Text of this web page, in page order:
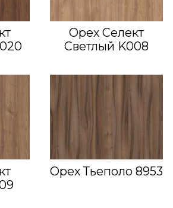
Орех Селект
Светлый K008
Орех Тьеполо 8953